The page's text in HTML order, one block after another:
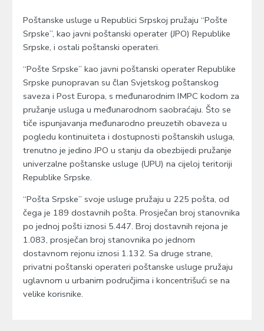
Poštanske usluge u Republici Srpskoj pružaju “Pošte
Srpske”, kao javni poštanski operater (JPO) Republike
Srpske, i ostali poštanski operateri.
“Pošte Srpske” kao javni poštanski operater Republike
Srpske punopravan su član Svjetskog poštanskog
saveza i Post Europa, s međunarodnim IMPC kodom za
pružanje usluga u međunarodnom saobraćaju. Što se
tiče ispunjavanja međunarodno preuzetih obaveza u
pogledu kontinuiteta i dostupnosti poštanskih usluga,
trenutno je jedino JPO u stanju da obezbijedi pružanje
univerzalne poštanske usluge (UPU) na cijeloj teritoriji
Republike Srpske.
“Pošta Srpske” svoje usluge pružaju u 225 pošta, od
čega je 189 dostavnih pošta. Prosječan broj stanovnika
po jednoj pošti iznosi 5.447. Broj dostavnih rejona je
1.083, prosječan broj stanovnika po jednom
dostavnom rejonu iznosi 1.132. Sa druge strane,
privatni poštanski operateri poštanske usluge pružaju
uglavnom u urbanim područjima i koncentrišući se na
velike korisnike.